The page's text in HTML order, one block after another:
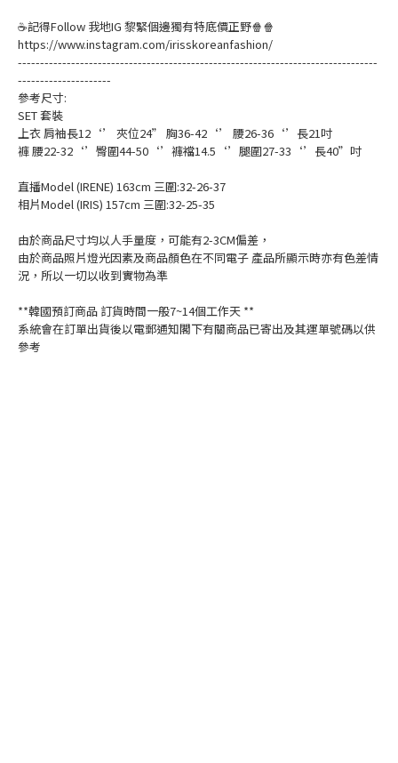
☕記得Follow 我地IG 黎緊個邊獨有特底價正野🍿🍿
https://www.instagram.com/irisskoreanfashion/
---------------------------------------------------------------------------------
---------------------
參考尺寸:
SET 套裝
上衣 肩袖長12‘’ 夾位24” 胸36-42‘’ 腰26-36‘’長21吋
褲 腰22-32‘’臀圍44-50‘’褲襠14.5‘’腿圍27-33‘’長40”吋
直播Model (IRENE) 163cm 三圍:32-26-37
相片Model (IRIS) 157cm 三圍:32-25-35
由於商品尺寸均以人手量度，可能有2-3CM偏差，
由於商品照片燈光因素及商品顏色在不同電子 產品所顯示時亦有色差情
況，所以一切以收到實物為準
**韓國預訂商品 訂貨時間一般7~14個工作天 **
系統會在訂單出貨後以電郵通知閣下有關商品已寄出及其運單號碼以供
參考